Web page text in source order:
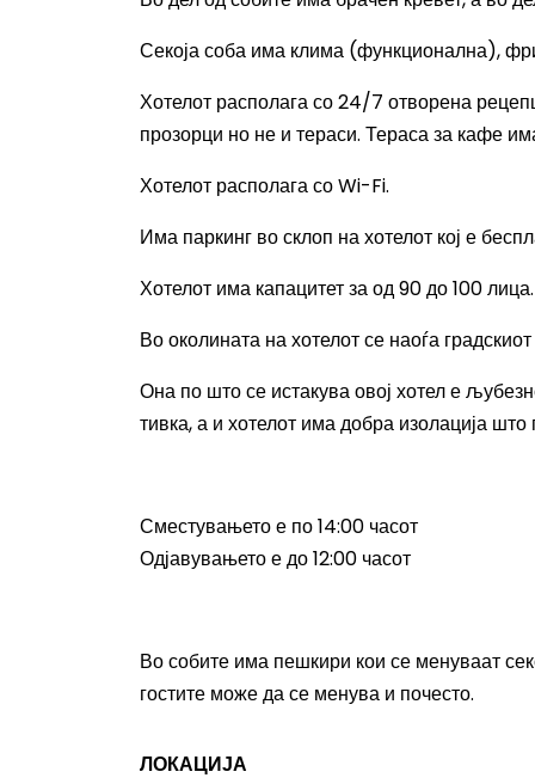
Секоја соба има клима (функционална),
Хотелот располага со 24/7 отворена
прозорци но не и тераси. Тераса за кафе
Хотелот располага со Wi-Fi.
Има паркинг во склоп на хотелот кој е
Хотелот има капацитет за од 90 до 100
Во околината на хотелот се наоѓа
Она по што се истакува овој хотел е
тивка, а и хотелот има добра изолација
Сместувањето е по 14:00 часот
Одјавувањето е до 12:00 часот
Во собите има пешкири кои се менуваат
гостите може да се менува и почесто.
ЛОКАЦИЈА